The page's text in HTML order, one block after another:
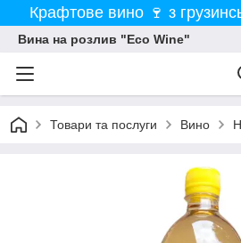
Крафтове вино 🍷 з
Вина на розлив "Eco Wine"
Товари та послуги Вино